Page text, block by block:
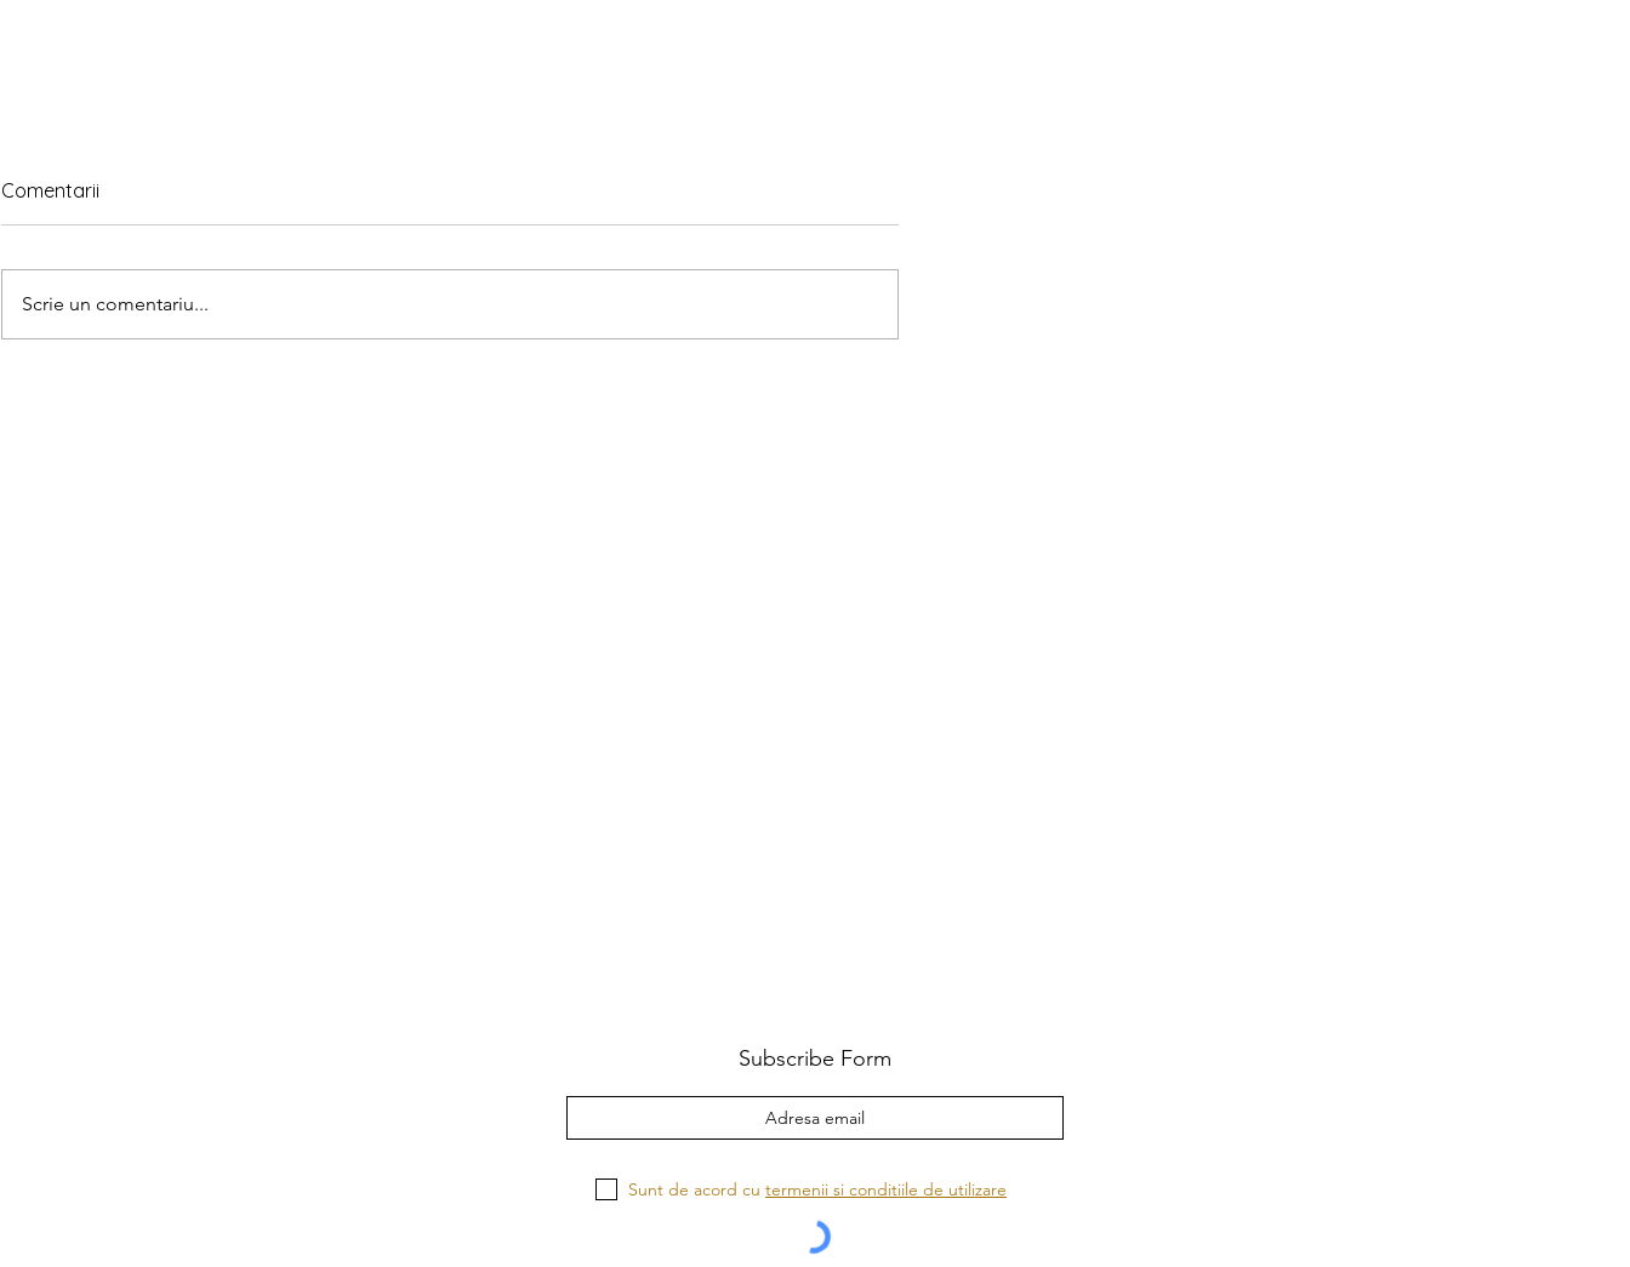
Matematica din umbră
Comentarii
Scrie un comentariu...
Subscribe Form
Sunt de acord cu termenii si conditiile de utilizare